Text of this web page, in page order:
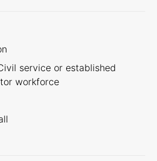
service or established
workforce